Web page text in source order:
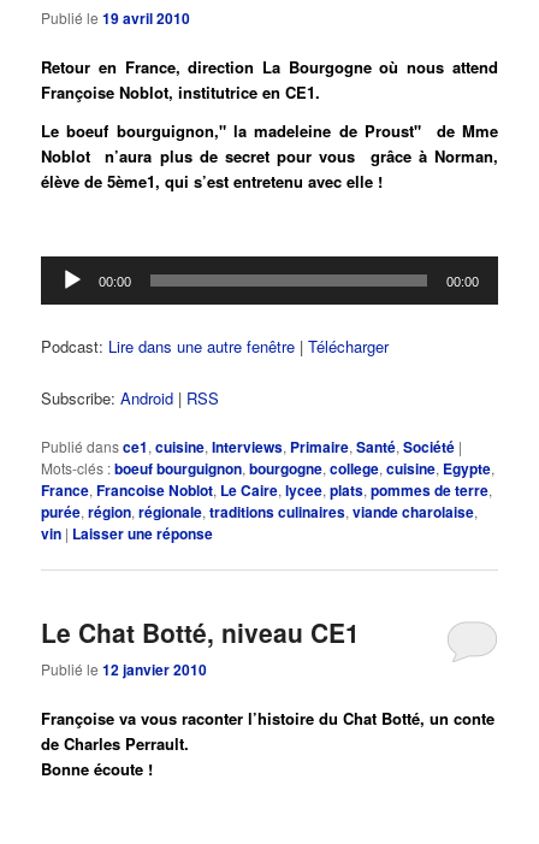
Publié le19 avril 2010
Retour en France, direction La Bourgogne où nous attend
Françoise Noblot, institutrice en CE1.
Le boeuf bourguignon," la madeleine de Proust" de Mme
Noblot n’aura plus de secret pour vous grâce à Norman,
élève de 5ème1, qui s’est entretenu avec elle !
Lecteur
audio
00:00 00:00
Podcast: Lire dans une autre fenêtre |Télécharger
Subscribe:Android | RSS
Publié dansce1,cuisine,Interviews, Primaire,Santé,Société |
Mots-clés :boeuf bourguignon,bourgogne,college,cuisine, Egypte,
France,Francoise Noblot, Le Caire,lycee,plats,pommes de terre,
purée,région,régionale,traditions culinaires,viande charolaise,
vin | Laisser une réponse
Le Chat Botté, niveau CE1
Publié le12 janvier 2010
Françoise va vous raconter l’histoire du Chat Botté, un conte
de Charles Perrault.
Bonne écoute !